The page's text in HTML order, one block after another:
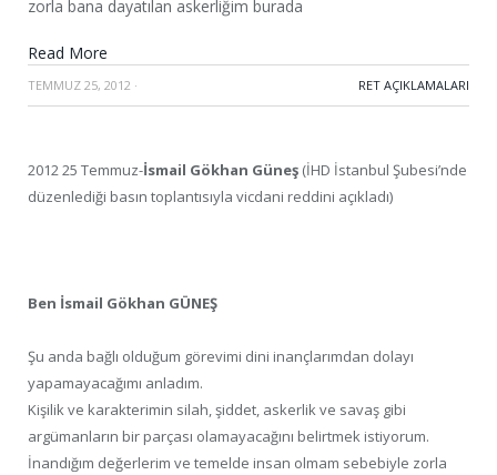
zorla bana dayatılan askerliğim burada
Read More
TEMMUZ 25, 2012 · RET AÇIKLAMALARI
2012 25 Temmuz-İsmail Gökhan Güneş (İHD İstanbul Şubesi’nde
düzenlediği basın toplantısıyla vicdani reddini açıkladı)
Ben İsmail Gökhan GÜNEŞ
Şu anda bağlı olduğum görevimi dini inançlarımdan dolayı
yapamayacağımı anladım.
Kişilik ve karakterimin silah, şiddet, askerlik ve savaş gibi
argümanların bir parçası olamayacağını belirtmek istiyorum.
İnandığım değerlerim ve temelde insan olmam sebebiyle zorla